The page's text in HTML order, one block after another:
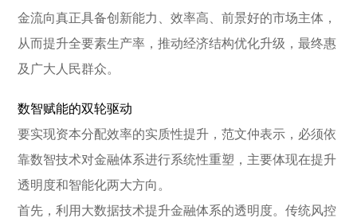
金流向真正具备创新能力、效率高、前景好的市场主体，
从而提升全要素生产率，推动经济结构优化升级，最终惠
及广大人民群众。
数智赋能的双轮驱动
要实现资本分配效率的实质性提升，范文仲表示，必须依
靠数智技术对金融体系进行系统性重塑，主要体现在提升
透明度和智能化两大方向。
首先，利用大数据技术提升金融体系的透明度。传统风控